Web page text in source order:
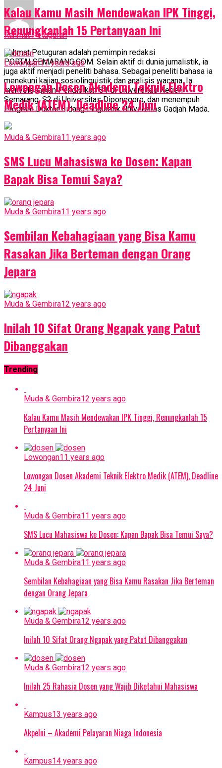
Rahmat Petuguran
Rahmat Petuguran adalah pemimpin redaksi
PORTALSEMARANG.COM. Selain aktif di dunia jurnalistik, ia
juga aktif menjadi peneliti bahasa. Sebagai peneliti bahasa ia
menekuni kajian sosiolinguistik dan analisis wacana. Ia
menyelesaikan Pendidikan S1 di Universitas Negeri
Semarang, S2 di Universitas Diponegoro, dan menempuh
Program Doktor Bidang Linguistik Universitas Gadjah Mada.
Kalau Kamu Masih Mendewakan IPK Tinggi,
Renungkanlah 15 Pertanyaan Ini
Lowongan11 years ago
Lowongan Dosen Akademi Teknik Elektro
Medik (ATEM), Deadline 24 Juni
Muda & Gembira11 years ago
SMS Lucu Mahasiswa ke Dosen: Kapan
Bapak Bisa Temui Saya?
Muda & Gembira11 years ago
Sembilan Kebahagiaan yang Bisa Kamu
Rasakan Jika Berteman dengan Orang
Jepara
Muda & Gembira12 years ago
Inilah 10 Sifat Orang Ngapak yang Patut
Dibanggakan
Trending
Muda & Gembira12 years ago
Kalau Kamu Masih Mendewakan IPK Tinggi, Renungkanlah 15
Pertanyaan Ini
Lowongan11 years ago
Lowongan Dosen Akademi Teknik Elektro Medik (ATEM), Deadline
24 Juni
Muda & Gembira11 years ago
SMS Lucu Mahasiswa ke Dosen: Kapan Bapak Bisa Temui Saya?
Muda & Gembira11 years ago
Sembilan Kebahagiaan yang Bisa Kamu Rasakan Jika Berteman
dengan Orang Jepara
Muda & Gembira12 years ago
Inilah 10 Sifat Orang Ngapak yang Patut Dibanggakan
Muda & Gembira12 years ago
Inilah 25 Rahasia Dosen yang Wajib Diketahui Mahasiswa
Kampus13 years ago
Akpelni – Akademi Pelayaran Niaga Indonesia
Kampus14 years ago